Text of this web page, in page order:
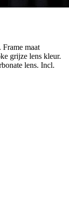
maat
grijze lens kleur.
lens. Incl.